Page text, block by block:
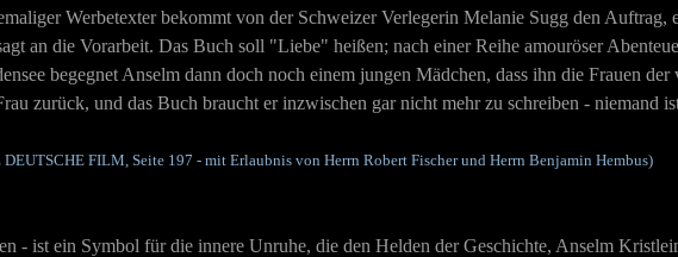
Werbetexter bekommt von der Schweizer Verlegerin Melanie Sugg den Auftrag,
an die Vorarbeit. Das Buch soll "Liebe" heißen; nach einer Reihe amouröser
begegnet Anselm dann doch noch einem jungen Mädchen, dass ihn die Frauen
zurück, und das Buch braucht er inzwischen gar nicht mehr zu schreiben - niemand
FILM, Seite 197 - mit Erlaubnis von Herrn Robert Fischer und Herrn Benjamin Hembus)
- ist ein Symbol für die innere Unruhe, die den Helden der Geschichte, Anselm